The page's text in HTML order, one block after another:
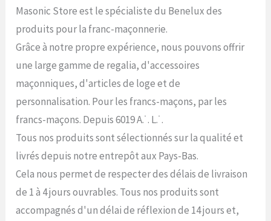
Masonic Store est le spécialiste du Benelux des
produits pour la franc-maçonnerie.
Grâce à notre propre expérience, nous pouvons offrir
une large gamme de regalia, d'accessoires
maçonniques, d'articles de loge et de
personnalisation. Pour les francs-maçons, par les
francs-maçons. Depuis 6019 A.˙. L.˙.
Tous nos produits sont sélectionnés sur la qualité et
livrés depuis notre entrepôt aux Pays-Bas.
Cela nous permet de respecter des délais de livraison
de 1 à 4 jours ouvrables. Tous nos produits sont
accompagnés d'un délai de réflexion de 14 jours et,